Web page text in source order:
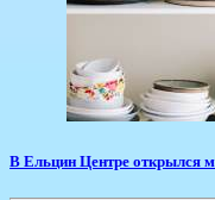
В Ельцин Центре открылся